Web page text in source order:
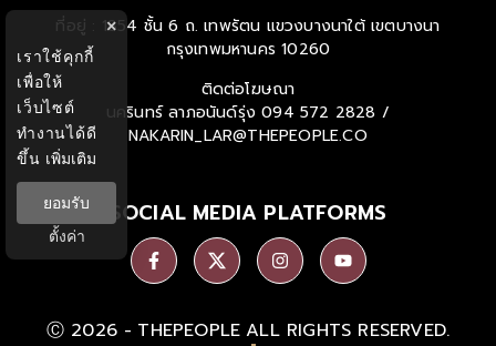
ที่อยู่ : 1854 ชั้น 6 ถ. เทพรัตน แขวงบางนาใต้ เขตบางนา
กรุงเทพมหานคร 10260
ติดต่อโฆษณา
นครินทร์ ลาภอนันด์รุ่ง 094 572 2828 /
NAKARIN_LAR@THEPEOPLE.CO
SOCIAL MEDIA PLATFORMS
Ⓒ 2026 - THEPEOPLE ALL RIGHTS RESERVED.
×
เราใช้คุกกี้
เพื่อให้
เว็บไซต์
ทำงานได้ดี
ขึ้น เพิ่มเติม
ยอมรับ
ตั้งค่า